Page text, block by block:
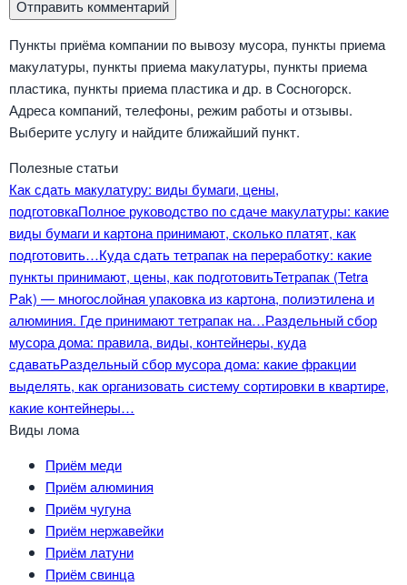
Пункты приёма компании по вывозу мусора, пункты приема
макулатуры, пункты приема макулатуры, пункты приема
пластика, пункты приема пластика и др. в Сосногорск.
Адреса компаний, телефоны, режим работы и отзывы.
Выберите услугу и найдите ближайший пункт.
Полезные статьи
Как сдать макулатуру: виды бумаги, цены,
подготовкаПолное руководство по сдаче макулатуры: какие
виды бумаги и картона принимают, сколько платят, как
подготовить…Куда сдать тетрапак на переработку: какие
пункты принимают, цены, как подготовитьТетрапак (Tetra
Pak) — многослойная упаковка из картона, полиэтилена и
алюминия. Где принимают тетрапак на…Раздельный сбор
мусора дома: правила, виды, контейнеры, куда
сдаватьРаздельный сбор мусора дома: какие фракции
выделять, как организовать систему сортировки в квартире,
какие контейнеры…
Виды лома
Приём меди
Приём алюминия
Приём чугуна
Приём нержавейки
Приём латуни
Приём свинца